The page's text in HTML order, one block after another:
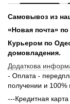
Самовывоз из
«Новая почта»
Курьером по
домовладения.
Додаткова
- Оплата -
получении и 100%
---Кредитная